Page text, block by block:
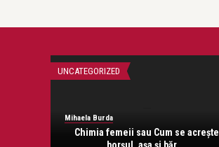
UNCATEGORIZED
Mihaela Burda
Chimia femeii sau Cum se acreşte